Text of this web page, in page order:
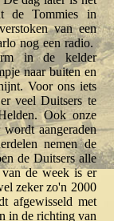
de Tommies in
van een
nog een radio.
in de kelder
naar buiten en
Voor ons iets
veel Duitsers te
Ook onze
aangeraden
nemen de
de Duitsers alle
van de week is er
zeker zo'n 2000
afgewisseld met
in de richting van